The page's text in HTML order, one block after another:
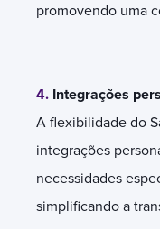
promovendo uma
4. Integrações
A flexibilidade do
integrações
necessidades
simplificando a